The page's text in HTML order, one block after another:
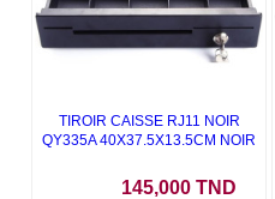
TIROIR CAISSE RJ11 NOIR
QY335A 40X37.5X13.5CM NOIR
145,000 TND